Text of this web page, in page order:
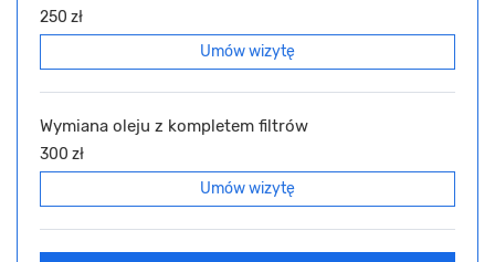
250 zł
Umów wizytę
Wymiana oleju z kompletem filtrów
300 zł
Umów wizytę